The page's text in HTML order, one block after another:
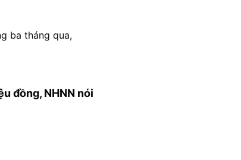
ba tháng qua,
đồng, NHNN nói